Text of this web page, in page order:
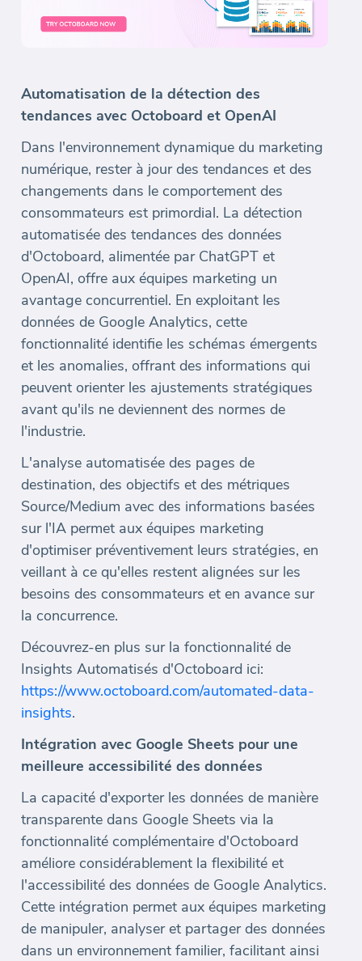
Automatisation de la détection des
tendances avec Octoboard et OpenAI
Dans l'environnement dynamique du marketing
numérique, rester à jour des tendances et des
changements dans le comportement des
consommateurs est primordial. La détection
automatisée des tendances des données
d'Octoboard, alimentée par ChatGPT et
OpenAI, offre aux équipes marketing un
avantage concurrentiel. En exploitant les
données de Google Analytics, cette
fonctionnalité identifie les schémas émergents
et les anomalies, offrant des informations qui
peuvent orienter les ajustements stratégiques
avant qu'ils ne deviennent des normes de
l'industrie.
L'analyse automatisée des pages de
destination, des objectifs et des métriques
Source/Medium avec des informations basées
sur l'IA permet aux équipes marketing
d'optimiser préventivement leurs stratégies, en
veillant à ce qu'elles restent alignées sur les
besoins des consommateurs et en avance sur
la concurrence.
Découvrez-en plus sur la fonctionnalité de
Insights Automatisés d'Octoboard ici:
https://www.octoboard.com/automated-data-
insights.
Intégration avec Google Sheets pour une
meilleure accessibilité des données
La capacité d'exporter les données de manière
transparente dans Google Sheets via la
fonctionnalité complémentaire d'Octoboard
améliore considérablement la flexibilité et
l'accessibilité des données de Google Analytics.
Cette intégration permet aux équipes marketing
de manipuler, analyser et partager des données
dans un environnement familier, facilitant ainsi